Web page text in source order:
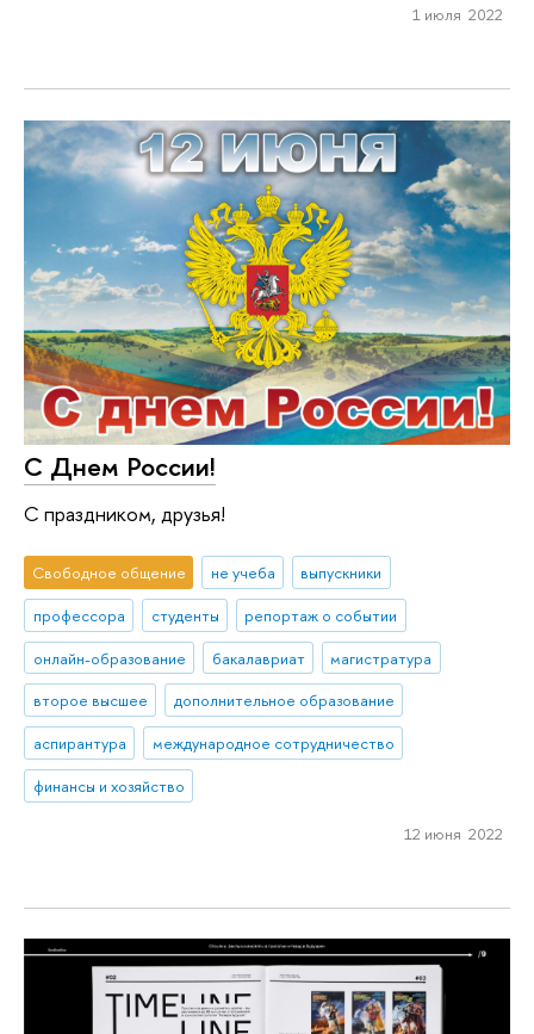
1 июля 2022
С Днем России!
С праздником, друзья!
Свободное общение не учеба
выпускники
профессора
студенты
репортаж о событии
онлайн-образование
бакалавриат
магистратура
второе высшее
дополнительное образование
аспирантура
международное сотрудничество
финансы и хозяйство
12 июня 2022